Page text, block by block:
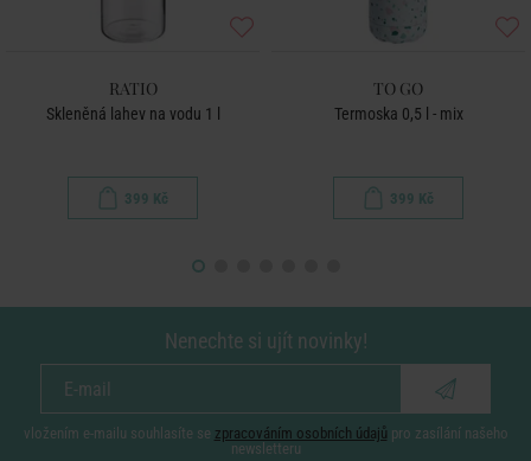
RATIO
Skleněná lahev na vodu 1 l
399 Kč
TO GO
Termoska 0,5 l - mix
399 Kč
Nenechte si ujít novinky!
vložením e-mailu souhlasíte se zpracováním osobních údajů pro zasílání našeho
newsletteru